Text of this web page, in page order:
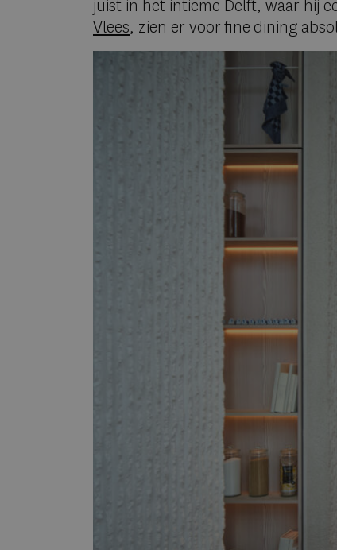
juist in het intieme Delft, waar hij
Vlees, zien er voor fine dining